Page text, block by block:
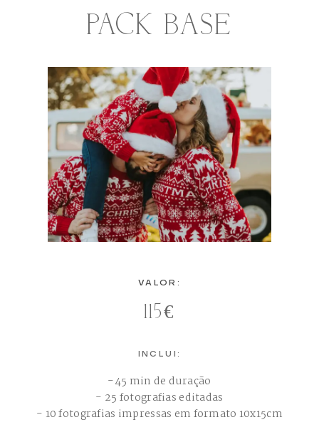
VALOR:
115€
PACK BASE
INCLUI:
-45 min de duração
- 25 fotografias editadas
- 10 fotografias impressas em formato 10x15cm